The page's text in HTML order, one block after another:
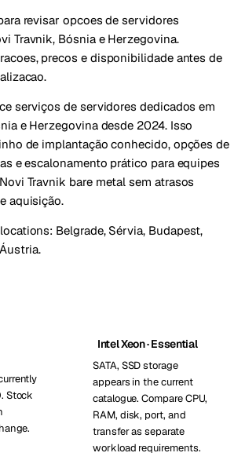
revisar opcoes de servidores
Travnik, Bósnia e Herzegovina.
precos e disponibilidade antes de
serviços de servidores dedicados em
e Herzegovina desde 2024. Isso
de implantação conhecido, opções de
e escalonamento prático para equipes
Travnik bare metal sem atrasos
aquisição.
Belgrade, Sérvia, Budapest,
.
Stock
Intel Xeon · Essential
SATA, SSD storage
appears in the current
catalogue. Compare CPU,
RAM, disk, port, and
transfer as separate
workload requirements.